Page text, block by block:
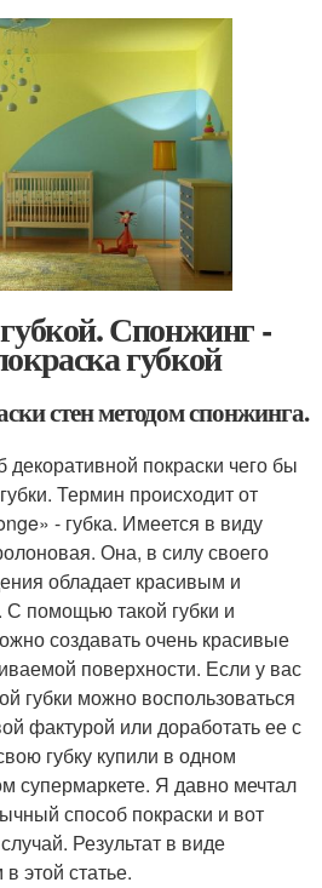
Спонжинг -
губкой
стен методом спонжинга.
покраски чего бы
Термин происходит от
- губка. Имеется в виду
Она, в силу своего
обладает красивым и
помощью такой губки и
создавать очень красивые
поверхности. Если у вас
губки можно воспользоваться
фактурой или доработать ее с
губку купили в одном
супермаркете. Я давно мечтал
способ покраски и вот
Результат в виде
этой статье.